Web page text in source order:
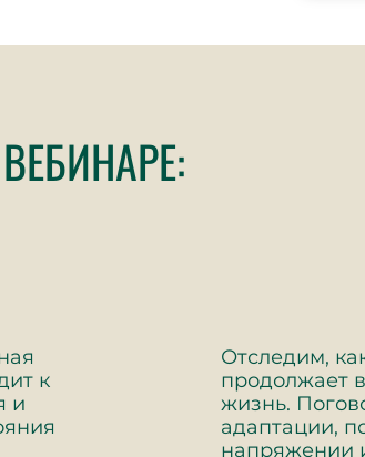
к
и
Отследим,
продолжает
жизнь.
адаптации,
напряжении